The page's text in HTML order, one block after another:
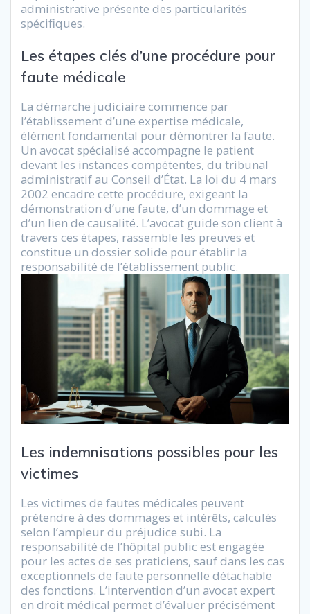
administrative présente des particularités
spécifiques.
Les étapes clés d’une procédure pour
faute médicale
La démarche judiciaire commence par
l’établissement d’une expertise médicale,
élément fondamental pour démontrer la faute.
Un avocat spécialisé accompagne le patient
devant les instances compétentes, du tribunal
administratif au Conseil d’État. La loi du 4 mars
2002 encadre cette procédure, exigeant la
démonstration d’une faute, d’un dommage et
d’un lien de causalité. L’avocat guide son client à
travers ces étapes, rassemble les preuves et
constitue un dossier solide pour établir la
responsabilité de l’établissement public.
Les indemnisations possibles pour les
victimes
Les victimes de fautes médicales peuvent
prétendre à des dommages et intérêts, calculés
selon l’ampleur du préjudice subi. La
responsabilité de l’hôpital public est engagée
pour les actes de ses praticiens, sauf dans les cas
exceptionnels de faute personnelle détachable
des fonctions. L’intervention d’un avocat expert
en droit médical permet d’évaluer précisément